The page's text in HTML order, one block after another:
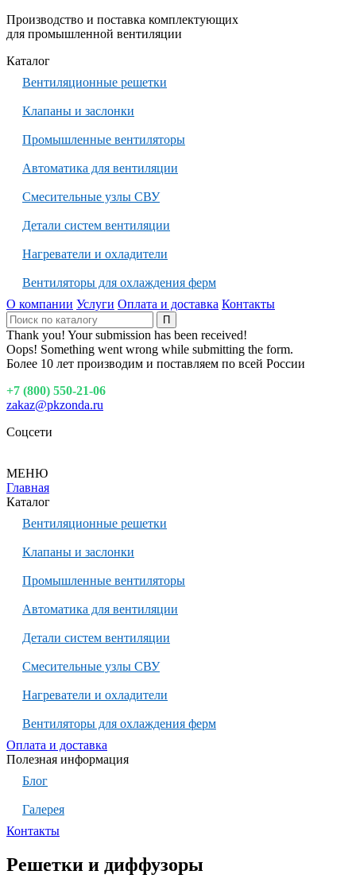
Производство и поставка комплектующих
для промышленной вентиляции
Каталог
Вентиляционные решетки
Клапаны и заслонки
Промышленные вентиляторы
Автоматика для вентиляции
Смесительные узлы СВУ
Детали систем вентиляции
Нагреватели и охладители
Вентиляторы для охлаждения ферм
О компании Услуги Оплата и доставка Контакты
Thank you! Your submission has been received!
Oops! Something went wrong while submitting the form.
Более 10 лет производим и поставляем по всей России
+7 (800) 550-21-06
zakaz@pkzonda.ru
Соцсети
МЕНЮ
Главная
Каталог
Вентиляционные решетки
Клапаны и заслонки
Промышленные вентиляторы
Автоматика для вентиляции
Детали систем вентиляции
Смесительные узлы СВУ
Нагреватели и охладители
Вентиляторы для охлаждения ферм
Оплата и доставка
Полезная информация
Блог
Галерея
Контакты
Решетки и диффузоры